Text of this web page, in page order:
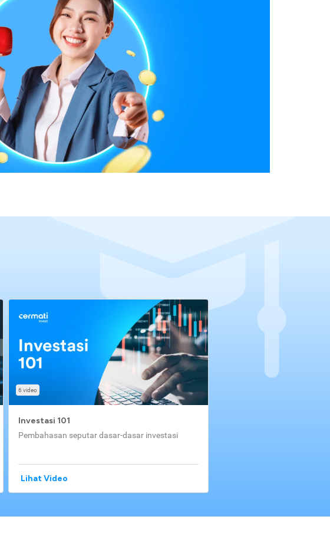
6 video
Investasi 101
Pembahasan seputar dasar-dasar investasi
Lihat Video